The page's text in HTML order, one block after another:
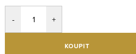
KOUPIT